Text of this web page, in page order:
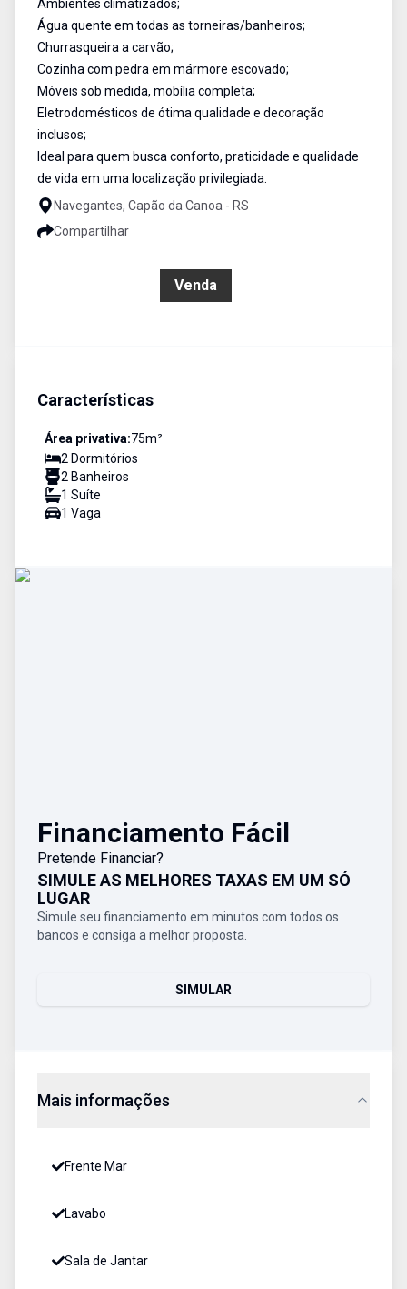
Ambientes climatizados;
Água quente em todas as torneiras/banheiros;
Churrasqueira a carvão;
Cozinha com pedra em mármore escovado;
Móveis sob medida, mobília completa;
Eletrodomésticos de ótima qualidade e decoração
inclusos;
Ideal para quem busca conforto, praticidade e qualidade
de vida em uma localização privilegiada.
Navegantes, Capão da Canoa - RS
Compartilhar
Venda
Características
Área privativa:75m²
2 Dormitórios
2 Banheiros
1 Suíte
1 Vaga
Financiamento Fácil
Pretende Financiar?
SIMULE AS MELHORES TAXAS EM UM SÓ
LUGAR
Simule seu financiamento em minutos com todos os
bancos e consiga a melhor proposta.
SIMULAR
Mais informações
Frente Mar
Lavabo
Sala de Jantar